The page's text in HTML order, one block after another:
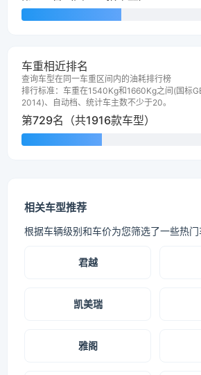
车重相近排名
查询车型在同一车重区间内的油耗排行榜
排行标准：车重在1540Kg和1660Kg之间(国标
2014)、自动档、统计车主数不少于20。
第729名（共1916款车型）
相关车型推荐
根据车辆级别和车价为您筛选了一些热
君越
凯美瑞
雅阁